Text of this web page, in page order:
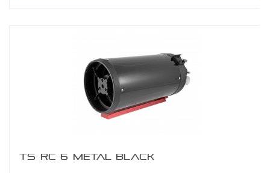
TS RC 6 METAL BLACK